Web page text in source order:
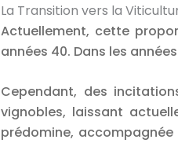
La Transition vers la
Actuellement, cette
années 40. Dans les
Cependant, des
vignobles, laissant
prédomine,